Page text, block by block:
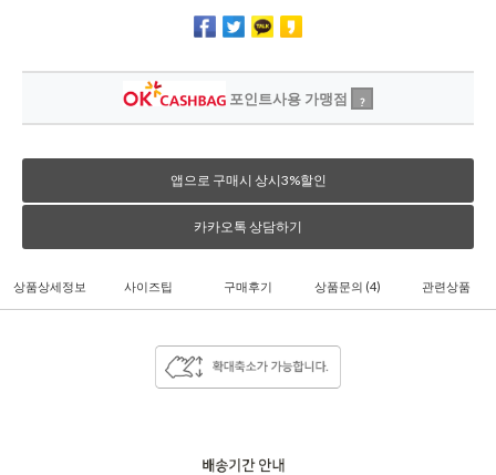
포인트사용 가맹점 ?
앱으로 구매시 상시3%할인
카카오톡 상담하기
상품상세정보 사이즈팁 구매후기 상품문의 (4) 관련상품